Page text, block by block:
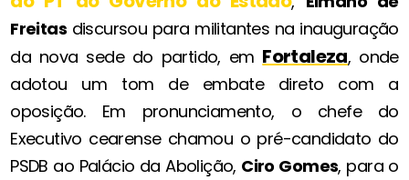
Freitas discursou para militantes na inauguração
da nova sede do partido, em Fortaleza, onde
adotou um tom de embate direto com a
oposição. Em pronunciamento, o chefe do
Executivo cearense chamou o pré-candidato do
PSDB ao Palácio da Abolição, Ciro Gomes, para o